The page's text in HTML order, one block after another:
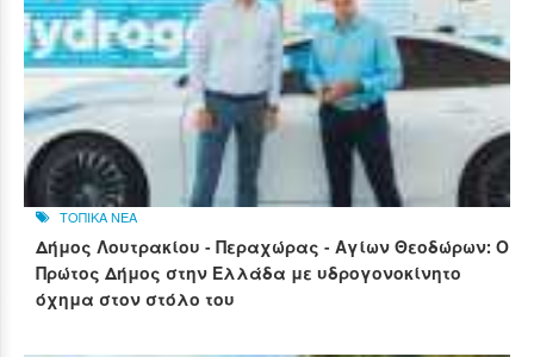
ΤΟΠΙΚΑ ΝΕΑ
Δήμος Λουτρακίου - Περαχώρας - Αγίων Θεοδώρων: Ο
Πρώτος Δήμος στην Ελλάδα με υδρογονοκίνητο
όχημα στον στόλο του